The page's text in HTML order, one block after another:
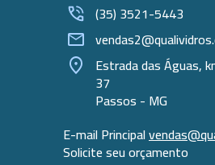
(35) 3521-5443
Estrada das Águas,
37
Passos - MG
E-mail Principal
Solicite seu orçamento